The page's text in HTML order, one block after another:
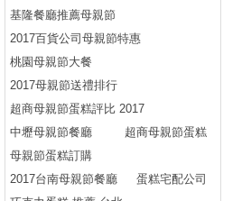
基隆餐廳推薦母親節
2017百貨公司母親節特惠
桃園母親節大餐
2017母親節送禮排行
超商母親節蛋糕評比 2017
中壢母親節餐廳
超商母親節蛋糕
母親節蛋糕訂購
2017台南母親節餐廳
蛋糕宅配公司